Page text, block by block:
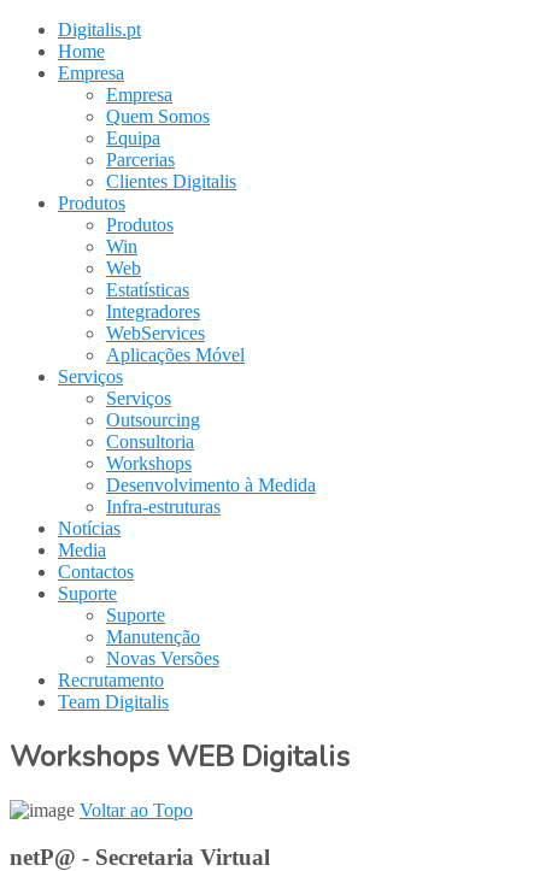
Digitalis.pt
Home
Empresa
Empresa
Quem Somos
Equipa
Parcerias
Clientes Digitalis
Produtos
Produtos
Win
Web
Estatísticas
Integradores
WebServices
Aplicações Móvel
Serviços
Serviços
Outsourcing
Consultoria
Workshops
Desenvolvimento à Medida
Infra-estruturas
Notícias
Media
Contactos
Suporte
Suporte
Manutenção
Novas Versões
Recrutamento
Team Digitalis
Workshops WEB Digitalis
Voltar ao Topo
netP@ - Secretaria Virtual